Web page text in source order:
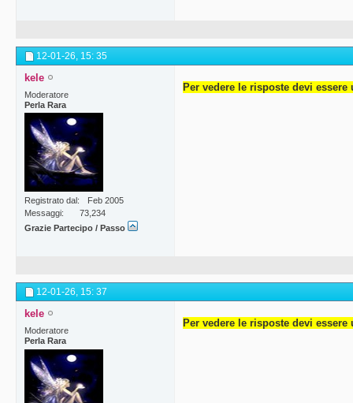
12-01-26, 15: 35
kele
Moderatore
Perla Rara
Registrato dal
Feb 2005
Messaggi
73,234
Grazie Partecipo / Passo
Per vedere le risposte devi
12-01-26, 15: 37
kele
Moderatore
Perla Rara
Per vedere le risposte devi